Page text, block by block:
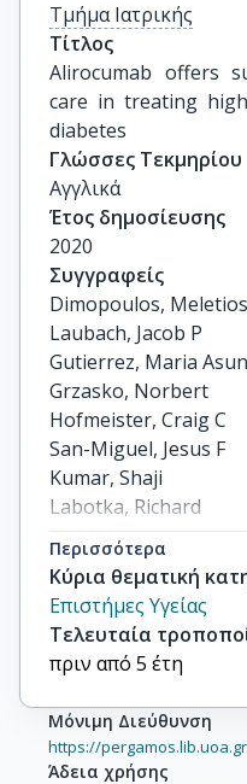
Τμήμα Ιατρικής
Τίτλος
Alirocumab offers
care in treating
diabetes
Γλώσσες Τεκμηρίου
Αγγλικά
Έτος δημοσίευσης
2020
Συγγραφείς
Dimopoulos,
Laubach, Jacob P
Gutierrez, Maria
Grzasko, Norbert
Hofmeister, Craig C
San-Miguel, Jesus F
Kumar, Shaji
Labotka, Richard
Lu, Vickie
Berg, Deborah
others
Περισσότερα
Κύρια θεματική
Επιστήμες Υγείας
Τελευταία
πριν από 5 έτη
Μόνιμη Διεύθυνση
https://
Άδεια χρήσης